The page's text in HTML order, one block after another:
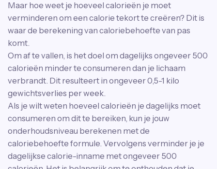
Maar hoe weet je hoeveel calorieën je moet
verminderen om een ​​calorie tekort te creëren? Dit is
waar de berekening van caloriebehoefte van pas
komt.
Om af te vallen, is het doel om dagelijks ongeveer 500
calorieën minder te consumeren dan je lichaam
verbrandt. Dit resulteert in ongeveer 0,5-1 kilo
gewichtsverlies per week.
Als je wilt weten hoeveel calorieën je dagelijks moet
consumeren om dit te bereiken, kun je jouw
onderhoudsniveau berekenen met de
caloriebehoefte formule. Vervolgens verminder je je
dagelijkse calorie-inname met ongeveer 500